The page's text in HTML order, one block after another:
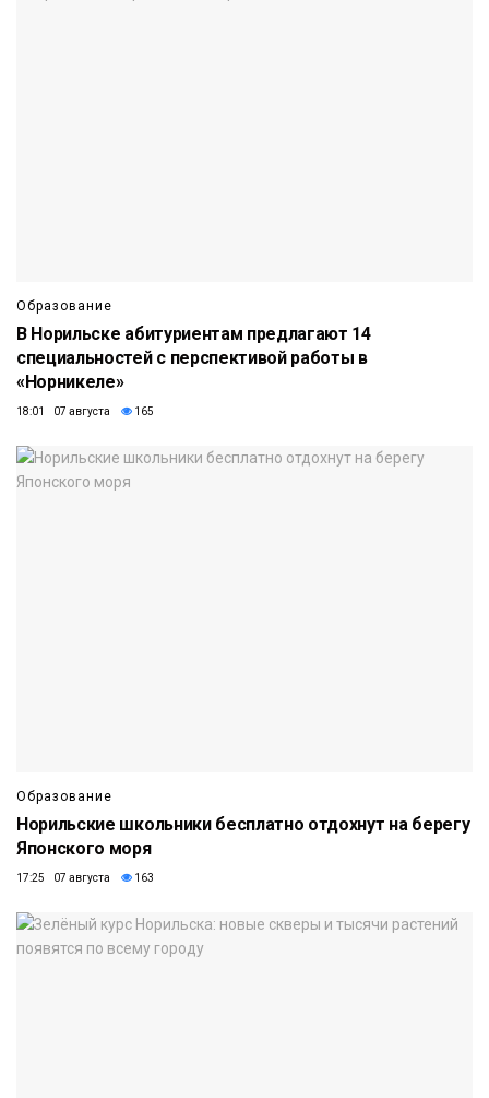
Образование
В Норильске абитуриентам предлагают 14
специальностей с перспективой работы в
«Норникеле»
18:01 07 августа 165
Образование
Норильские школьники бесплатно отдохнут на берегу
Японского моря
17:25 07 августа 163